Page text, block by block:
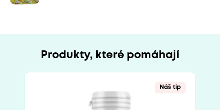
Produkty, které pomáhají
Náš tip